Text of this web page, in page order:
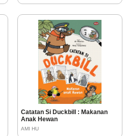
Catatan Si Duckbill : Makanan
Anak Hewan
AMI HU